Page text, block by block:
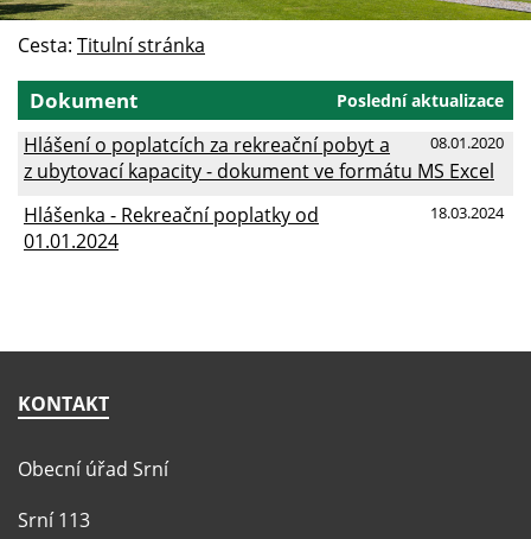
Cesta: Titulní stránka
Poslední aktualizace
Dokument
08.01.2020
Hlášení o poplatcích za rekreační pobyt a
z ubytovací kapacity - dokument ve formátu MS Excel
18.03.2024
Hlášenka - Rekreační poplatky od
01.01.2024
KONTAKT
Obecní úřad Srní
Srní 113